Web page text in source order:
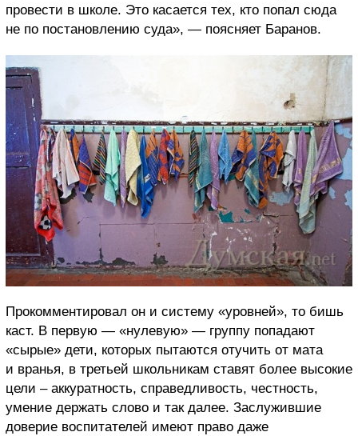
провести в школе. Это касается тех, кто попал сюда
не по постановлению суда», — поясняет Баранов.
Прокомментировал он и систему «уровней», то бишь
каст. В первую — «нулевую» — группу попадают
«сырые» дети, которых пытаются отучить от мата
и вранья, в третьей школьникам ставят более высокие
цели – аккуратность, справедливость, честность,
умение держать слово и так далее. Заслужившие
доверие воспитателей имеют право даже